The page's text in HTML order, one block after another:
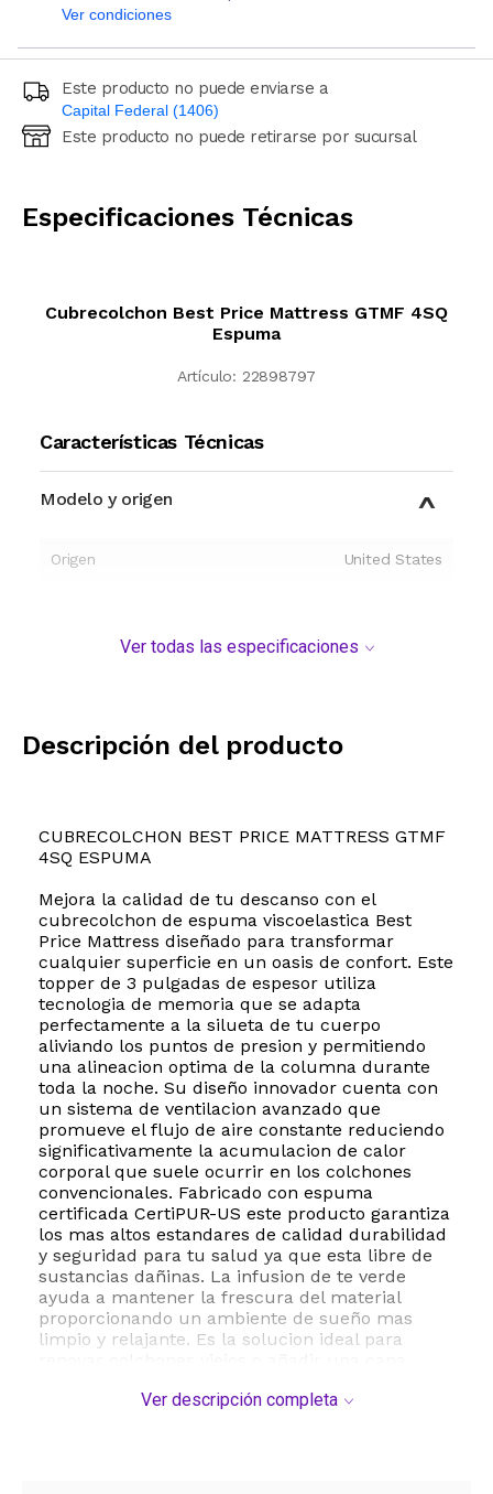
Ver condiciones
Este producto no puede enviarse a
Capital Federal (1406)
Ingresá código postal (sólo números)
Este producto no puede retirarse por sucursal
Especificaciones Técnicas
Cubrecolchon Best Price Mattress GTMF 4SQ
Espuma
Artículo: 22898797
Características Técnicas
Modelo y origen
Origen United States
Ver todas las especificaciones
Descripción del producto
CUBRECOLCHON BEST PRICE MATTRESS GTMF
4SQ ESPUMA
Mejora la calidad de tu descanso con el
cubrecolchon de espuma viscoelastica Best
Price Mattress diseñado para transformar
cualquier superficie en un oasis de confort. Este
topper de 3 pulgadas de espesor utiliza
tecnologia de memoria que se adapta
perfectamente a la silueta de tu cuerpo
aliviando los puntos de presion y permitiendo
una alineacion optima de la columna durante
toda la noche. Su diseño innovador cuenta con
un sistema de ventilacion avanzado que
promueve el flujo de aire constante reduciendo
significativamente la acumulacion de calor
corporal que suele ocurrir en los colchones
convencionales. Fabricado con espuma
certificada CertiPUR-US este producto garantiza
los mas altos estandares de calidad durabilidad
y seguridad para tu salud ya que esta libre de
sustancias dañinas. La infusion de te verde
ayuda a mantener la frescura del material
proporcionando un ambiente de sueño mas
limpio y relajante. Es la solucion ideal para
Su tamaño Short Queen es perfecto para
Ver descripción completa